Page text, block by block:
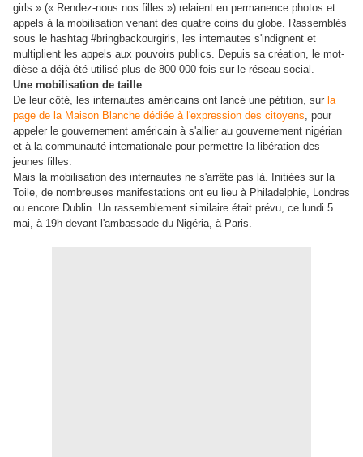
girls » (« Rendez-nous nos filles ») relaient en permanence photos et
appels à la mobilisation venant des quatre coins du globe. Rassemblés
sous le hashtag #bringbackourgirls, les internautes s'indignent et
multiplient les appels aux pouvoirs publics. Depuis sa création, le mot-
dièse a déjà été utilisé plus de 800 000 fois sur le réseau social.
Une mobilisation de taille
De leur côté, les internautes américains ont lancé une pétition, sur la
page de la Maison Blanche dédiée à l'expression des citoyens, pour
appeler le gouvernement américain à s'allier au gouvernement nigérian
et à la communauté internationale pour permettre la libération des
jeunes filles.
Mais la mobilisation des internautes ne s'arrête pas là. Initiées sur la
Toile, de nombreuses manifestations ont eu lieu à Philadelphie, Londres
ou encore Dublin. Un rassemblement similaire était prévu, ce lundi 5
mai, à 19h devant l'ambassade du Nigéria, à Paris.